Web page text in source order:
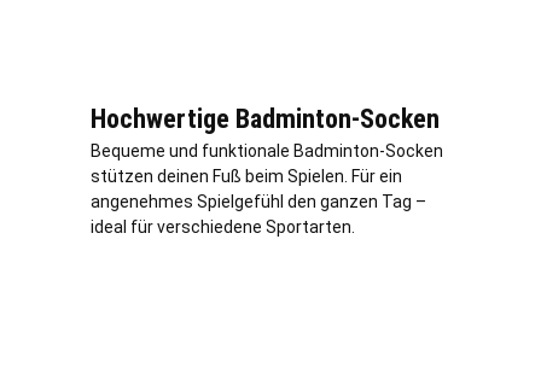
Hochwertige Badminton-Socken
Bequeme und funktionale Badminton-Socken
stützen deinen Fuß beim Spielen. Für ein
angenehmes Spielgefühl den ganzen Tag –
ideal für verschiedene Sportarten.